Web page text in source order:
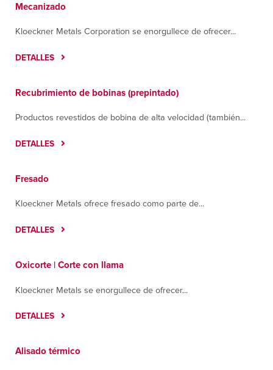
Mecanizado
Kloeckner Metals Corporation se enorgullece de ofrecer...
DETALLES
Recubrimiento de bobinas (prepintado)
Productos revestidos de bobina de alta velocidad (también...
DETALLES
Fresado
Kloeckner Metals ofrece fresado como parte de...
DETALLES
Oxicorte | Corte con llama
Kloeckner Metals se enorgullece de ofrecer...
DETALLES
Alisado térmico